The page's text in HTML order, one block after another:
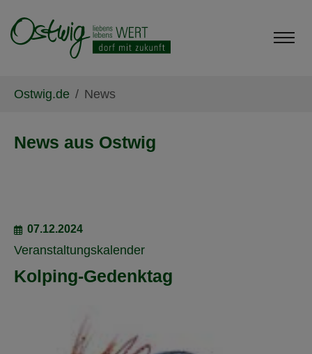
Ostwig.de News
News aus Ostwig
07.12.2024
Veranstaltungskalender
Kolping-Gedenktag